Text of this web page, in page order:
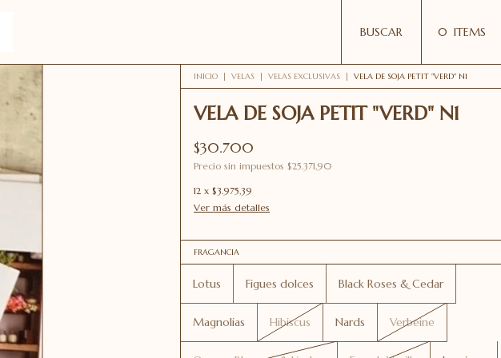
BUSCAR 0 ITEMS
INICIO | VELAS | VELAS EXCLUSIVAS | VELA DE SOJA PETIT "VERD" N1
VELA DE SOJA PETIT "VERD" N1
$30.700
Precio sin impuestos $25.371,90
12 x $3.975,39
Ver más detalles
FRAGANCIA
Lotus Figues dolces Black Roses & Cedar
Magnolias Hibiscus Nards Verbeine